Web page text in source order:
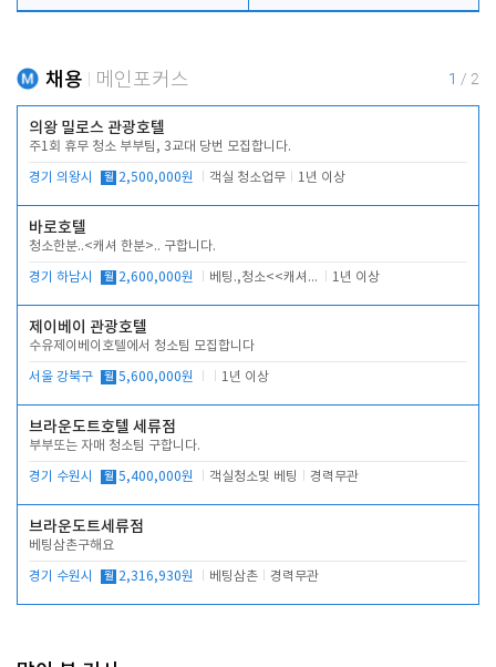
채용 메인포커스 1 / 2
의왕 밀로스 관광호텔
주1회 휴무 청소 부부팀, 3교대 당번 모집합니다.
경기 의왕시 월 2,500,000원 객실 청소업무 1년 이상
바로호텔
청소한분..<캐셔 한분>.. 구합니다.
경기 하남시 월 2,600,000원 베팅.,청소<<캐셔 모셔봅니다. 1년 이상
제이베이 관광호텔
수유제이베이호텔에서 청소팀 모집합니다
서울 강북구 월 5,600,000원 1년 이상
브라운도트호텔 세류점
부부또는 자매 청소팀 구합니다.
경기 수원시 월 5,400,000원 객실청소및 베팅 경력무관
브라운도트세류점
베팅삼촌구해요
경기 수원시 월 2,316,930원 베팅삼촌 경력무관